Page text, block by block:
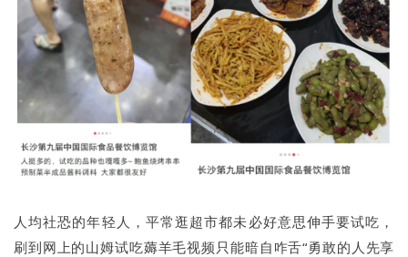
人均社恐的年轻人，平常逛超市都未必好意思伸手要试吃，
刷到网上的山姆试吃薅羊毛视频只能暗自咋舌“勇敢的人先享